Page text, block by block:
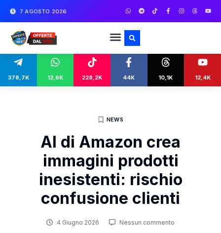
7 AGOSTO 2026
378,7K 12,6K 228,2K 44K 10,1K 12,4K
NEWS
AI di Amazon crea
immagini prodotti
inesistenti: rischio
confusione clienti
4 Giugno 2026 Nessun commento